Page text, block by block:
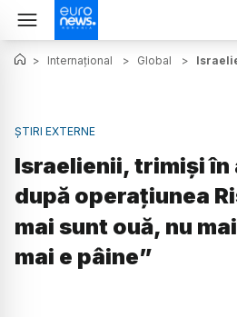
> Internațional > Global >
ȘTIRI EXTERNE
Israelienii, trimiși
după operațiunea
mai sunt ouă, nu
mai e pâine”